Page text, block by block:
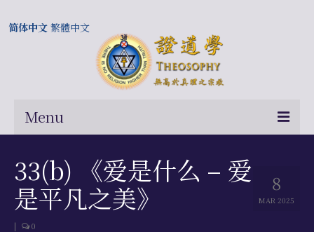
Menu
关于我们
常问问题
8
MAR 2025
33(b) 《爱是什么 – 爱
是平凡之美》
| 0
简体中文 繁體中文